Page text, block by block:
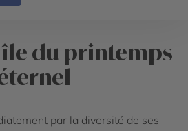
du printemps
par la diversité de ses